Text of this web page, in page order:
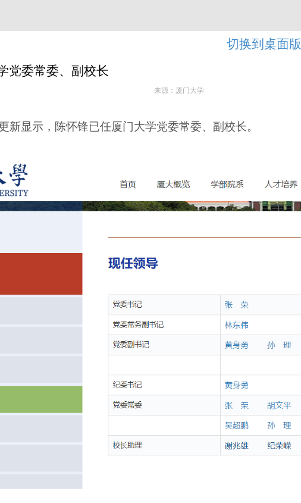
切换到桌面版
党委常委、副校长
来源：厦门大学
新显示，陈怀锋已任厦门大学党委常委、副校长。